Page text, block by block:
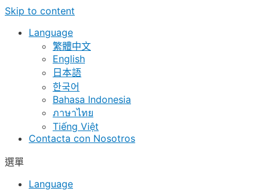
Skip to content
Language
繁體中文
English
日本語
한국어
Bahasa Indonesia
ภาษาไทย
Tiếng Việt
Contacta con Nosotros
選單
Language